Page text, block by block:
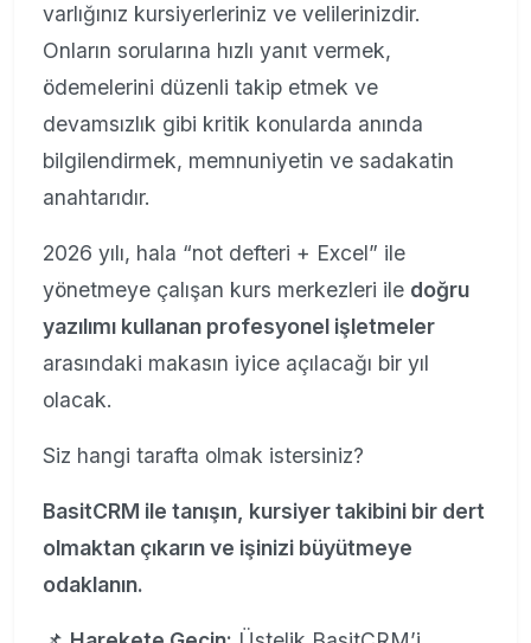
varlığınız kursiyerleriniz ve velilerinizdir.
Onların sorularına hızlı yanıt vermek,
ödemelerini düzenli takip etmek ve
devamsızlık gibi kritik konularda anında
bilgilendirmek, memnuniyetin ve sadakatin
anahtarıdır.
2026 yılı, hala “not defteri + Excel” ile
yönetmeye çalışan kurs merkezleri ile doğru
yazılımı kullanan profesyonel işletmeler
arasındaki makasın iyice açılacağı bir yıl
olacak.
Siz hangi tarafta olmak istersiniz?
BasitCRM ile tanışın, kursiyer takibini bir dert
olmaktan çıkarın ve işinizi büyütmeye
odaklanın.